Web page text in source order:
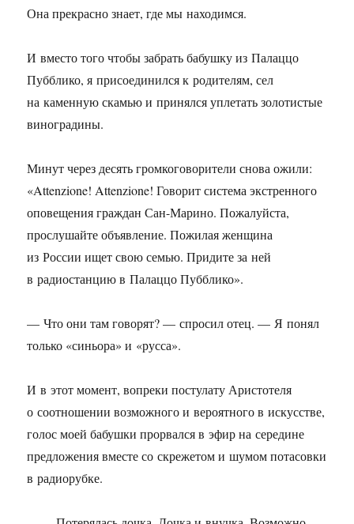
Она прекрасно знает, где мы находимся.
И вместо того чтобы забрать бабушку из Палаццо
Пубблико, я присоединился к родителям, сел
на каменную скамью и принялся уплетать золотистые
виноградины.
Минут через десять громкоговорители снова ожили:
«Attenzione! Attenzione! Говорит система экстренного
оповещения граждан Сан-Марино. Пожалуйста,
прослушайте объявление. Пожилая женщина
из России ищет свою семью. Придите за ней
в радиостанцию в Палаццо Пубблико».
— Что они там говорят? — спросил отец. — Я понял
только «синьора» и «русса».
И в этот момент, вопреки постулату Аристотеля
о соотношении возможного и вероятного в искусстве,
голос моей бабушки прорвался в эфир на середине
предложения вместе со скрежетом и шумом потасовки
в радиорубке.